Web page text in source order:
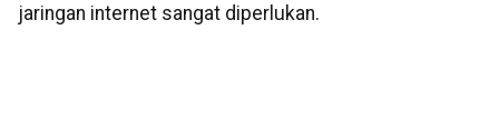
jaringan internet sangat diperlukan.